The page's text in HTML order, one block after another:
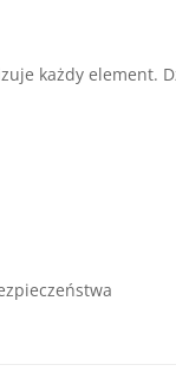
każdy element.